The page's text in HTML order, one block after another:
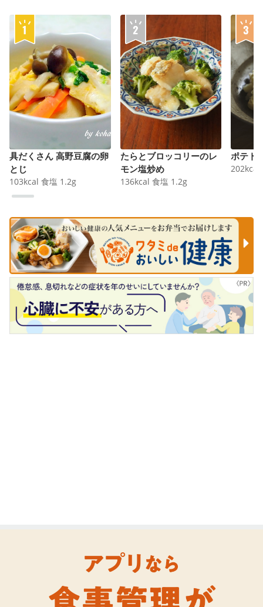
具だくさん 高野豆腐の卵
とじ
103kcal 食塩 1.2g
たらとブロッコリーのレ
モン塩炒め
136kcal 食塩 1.2g
ポテト
202kcal